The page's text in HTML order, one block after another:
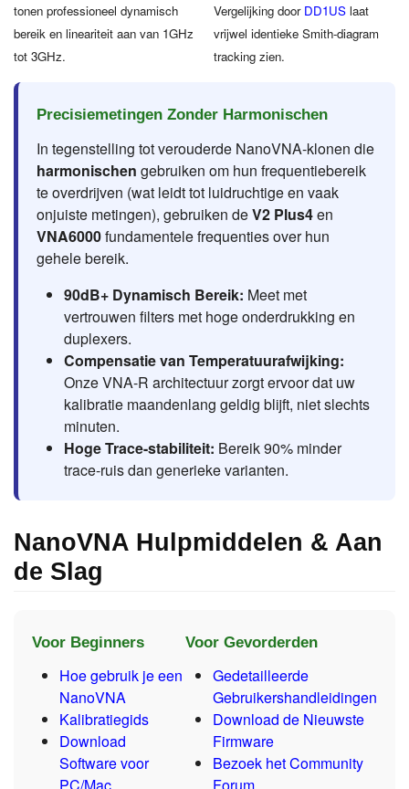
tonen professioneel dynamisch
bereik en lineariteit aan van 1GHz
tot 3GHz.
Vergelijking door DD1US laat
vrijwel identieke Smith-diagram
tracking zien.
Precisiemetingen Zonder Harmonischen
In tegenstelling tot verouderde NanoVNA-klonen die
harmonischen gebruiken om hun frequentiebereik
te overdrijven (wat leidt tot luidruchtige en vaak
onjuiste metingen), gebruiken deV2 Plus4en
VNA6000fundamentele frequenties over hun
gehele bereik.
90dB+ Dynamisch Bereik: Meet met
vertrouwen filters met hoge onderdrukking en
duplexers.
Compensatie van Temperatuurafwijking:
Onze VNA-R architectuur zorgt ervoor dat uw
kalibratie maandenlang geldig blijft, niet slechts
minuten.
Hoge Trace-stabiliteit: Bereik 90% minder
trace-ruis dan generieke varianten.
NanoVNA Hulpmiddelen & Aan
de Slag
Voor Beginners
Hoe gebruik je een
NanoVNA
Kalibratiegids
Download
Software voor
Voor Gevorderden
Gedetailleerde
Gebruikershandleidingen
Download de Nieuwste
Firmware
Bezoek het Community